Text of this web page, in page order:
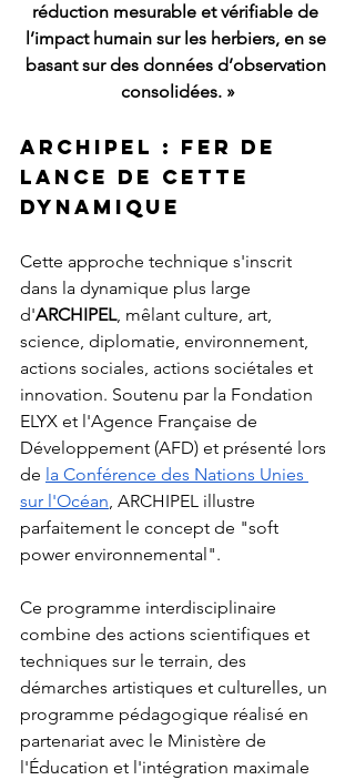
réduction mesurable et vérifiable de
l’impact humain sur les herbiers, en se
basant sur des données d’observation
consolidées. »
ARCHIPEL : fer de
lance de cette
dynamique
Cette approche technique s'inscrit
dans la dynamique plus large
d'ARCHIPEL, mêlant culture, art,
science, diplomatie, environnement,
actions sociales, actions sociétales et
innovation. Soutenu par la Fondation
ELYX et l'Agence Française de
Développement (AFD) et présenté lors
de la Conférence des Nations Unies
sur l'Océan, ARCHIPEL illustre
parfaitement le concept de "soft
power environnemental".
Ce programme interdisciplinaire
combine des actions scientifiques et
techniques sur le terrain, des
démarches artistiques et culturelles, un
programme pédagogique réalisé en
partenariat avec le Ministère de
l'Éducation et l'intégration maximale